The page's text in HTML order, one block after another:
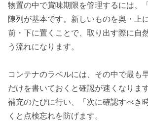
物置の中で賞味期限を管理するには、
陳列が基本です。新しいものを奥・上
前・下に置くことで、取り出す際に自
う流れになります。
コンテナのラベルには、その中で最も
だけを書いておくと確認が速くなりま
補充のたびに行い、「次に確認すべき
くと点検忘れを防げます。